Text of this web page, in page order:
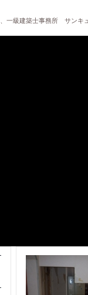
一級建築士事務所 サンキ